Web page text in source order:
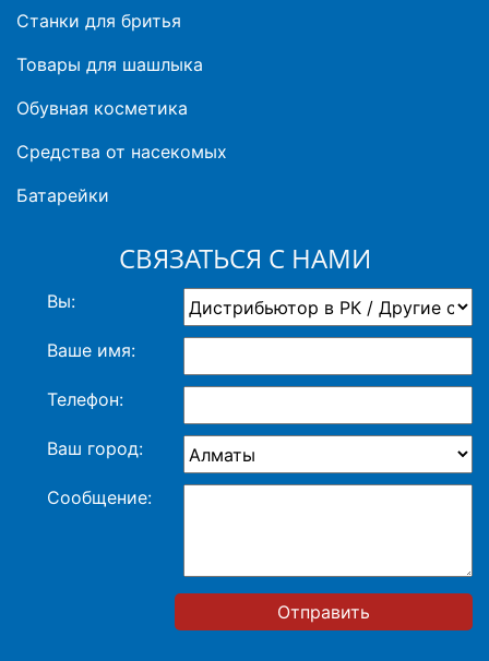
Станки для бритья
Товары для шашлыка
Обувная косметика
Средства от насекомых
Батарейки
СВЯЗАТЬСЯ С НАМИ
Вы:
Ваше имя:
Телефон:
Ваш город:
Сообщение:
Отправить